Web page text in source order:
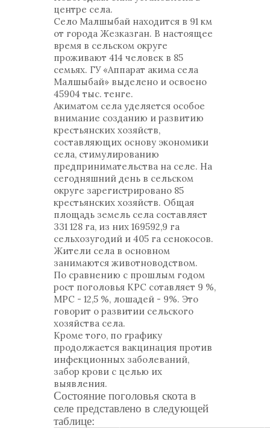
центре села.
Село Малшыбай находится в 91 км
от города Жезказган. В настоящее
время в сельском округе
проживают 414 человек в 85
семьях. ГУ «Аппарат акима села
Малшыбай» выделено и освоено
45904 тыс. тенге.
Акиматом села уделяется особое
внимание созданию и развитию
крестьянских хозяйств,
составляющих основу экономики
села, стимулированию
предпринимательства на селе. На
сегодняшний день в сельском
округе зарегистрировано 85
крестьянских хозяйств. Общая
площадь земель села составляет
331 128 га, из них 169592,9 га
сельхозугодий и 405 га сенокосов.
Жители села в основном
занимаются животноводством.
По сравнению с прошлым годом
рост поголовья КРС сотавляет 9 %,
МРС - 12,5 %, лошадей - 9%. Это
говорит о развитии сельского
хозяйства села.
Кроме того, по графику
продолжается вакцинация против
инфекционных заболеваний,
забор крови с целью их
выявления.
Состояние поголовья скота в
селе представлено в следующей
таблице: